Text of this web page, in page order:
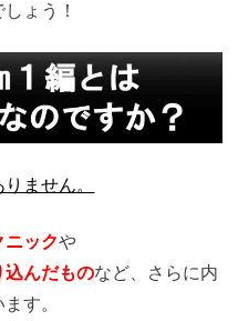
ょう！
ません。
ニックや
込んだものなど、 さらに内
す。